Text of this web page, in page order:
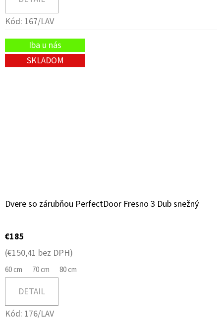
Kód: 167/LAV
Iba u nás
SKLADOM
Dvere so zárubňou PerfectDoor Fresno 3 Dub snežný
€185
(€150,41 bez DPH)
60 cm 70 cm 80 cm
DETAIL
Kód: 176/LAV